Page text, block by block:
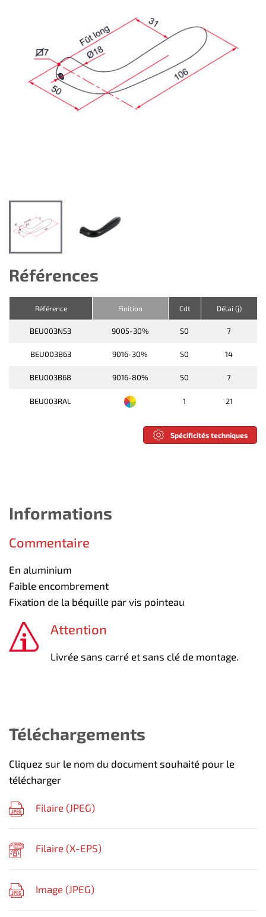
Références
Référence Finition Cdt Délai (j)
BEU003N53 9005-30% 50 7
BEU003B63 9016-30% 50 14
BEU003B68 9016-80% 50 7
BEU003RAL 1 21
Spécificités techniques
Informations
Commentaire
En aluminium
Faible encombrement
Fixation de la béquille par vis pointeau
Attention
Livrée sans carré et sans clé de montage.
Téléchargements
Cliquez sur le nom du document souhaité pour le
télécharger
Filaire (JPEG)
Filaire (X-EPS)
Image (JPEG)